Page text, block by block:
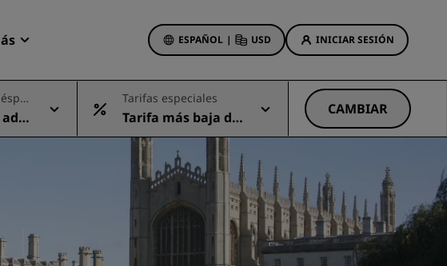
Radisson Rewards
Mis reservas
ESPAÑOL | USD INICIAR SESIÓN
hotel
aeropuerto
y de próxima
Ofertas de hotel
Descubre nuestras ofertas
A la primera va la vencida
Ofertas especiales
Reservar con antelación
Consultar nuestros paquetes
Tarifas especiales
Tarifa más baja dis
ponible
CAMBIAR